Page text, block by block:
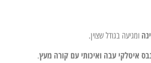
ומגיעה בגודל שצוין.
איטלקי עבה ואיכותי עם קורה מעץ.